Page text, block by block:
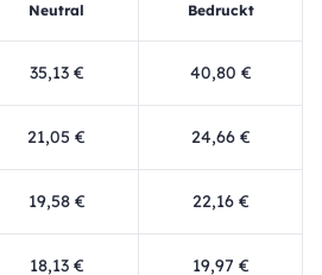
Neutral Bedruckt
35,13 € 40,80 €
21,05 € 24,66 €
19,58 € 22,16 €
18,13 € 19,97 €